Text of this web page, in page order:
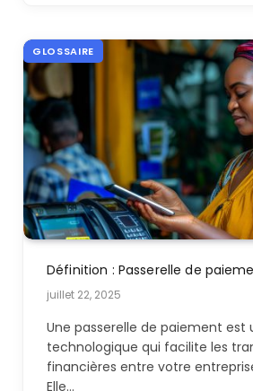
GLOSSAIRE
Définition : Passerelle de
juillet 22, 2025
Une passerelle de paiement est
technologique qui facilite les
financières entre votre
Elle…